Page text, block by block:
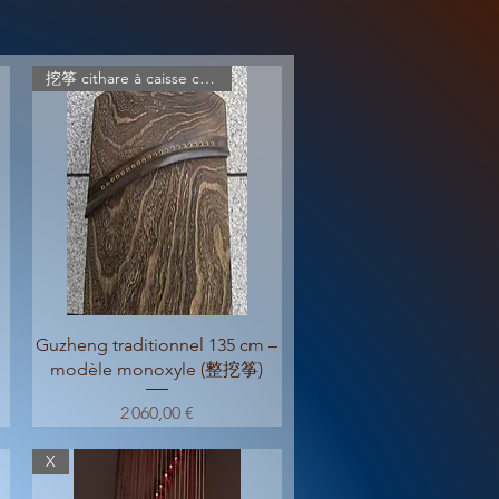
Aperçu rapide
挖筝 cithare à caisse creusée
Guzheng traditionnel 135 cm –
modèle monoxyle (整挖筝)
Prix
2 060,00 €
X